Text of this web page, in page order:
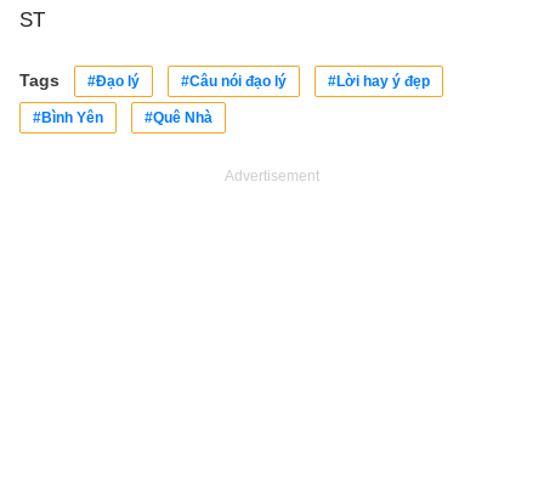
ST
Tags #Đạo lý #Câu nói đạo lý #Lời hay ý đẹp
#Bình Yên #Quê Nhà
Advertisement